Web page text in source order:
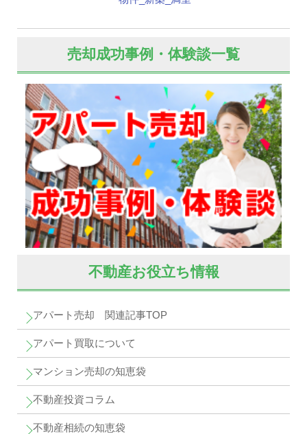
売却成功事例・体験談一覧
不動産お役立ち情報
アパート売却 関連記事TOP
アパート買取について
マンション売却の知恵袋
不動産投資コラム
不動産相続の知恵袋